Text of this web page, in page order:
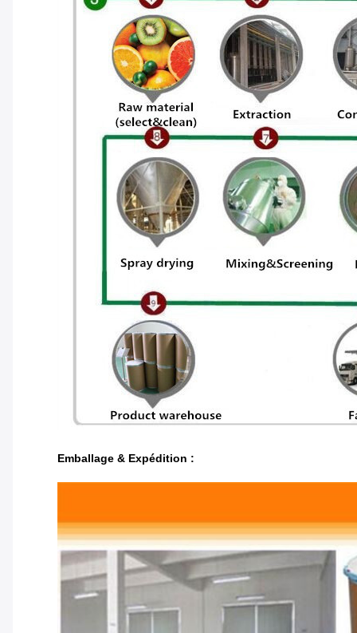
Emballage & Expédition :